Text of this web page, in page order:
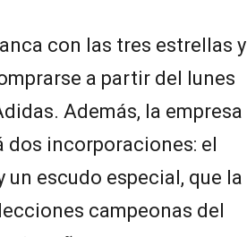
con las tres estrellas y
a partir del lunes
Además, la empresa
incorporaciones: el
escudo especial, que la
campeonas del